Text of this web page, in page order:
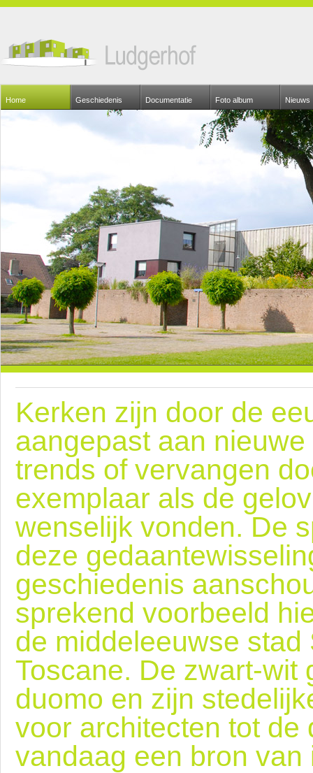
Home Geschiedenis Documentatie Foto album Nieuws
Kerken zijn door de
aangepast aan
trends of vervangen
exemplaar als de
wenselijk vonden. De
deze
geschiedenis
sprekend voorbeeld
de middeleeuwse stad
Toscane. De zwart-wit
duomo en zijn
voor architecten tot de
vandaag een bron van